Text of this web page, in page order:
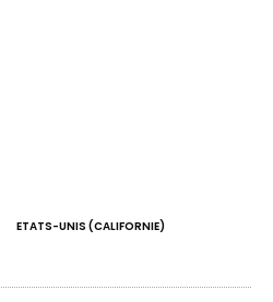
ETATS-UNIS (CALIFORNIE)